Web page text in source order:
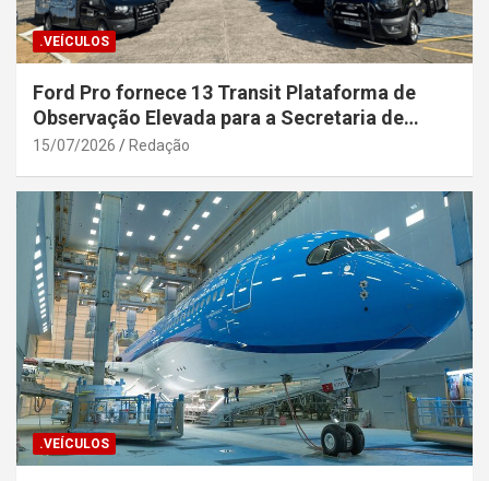
.VEÍCULOS
Ford Pro fornece 13 Transit Plataforma de
Observação Elevada para a Secretaria de
Segurança Pública da Bahia
15/07/2026 Redação
.VEÍCULOS